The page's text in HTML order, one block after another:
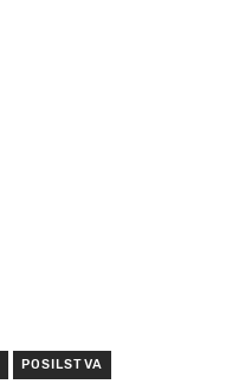
POSILSTVA